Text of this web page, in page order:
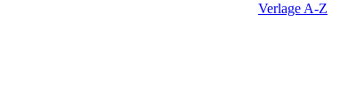
Verlage A-Z